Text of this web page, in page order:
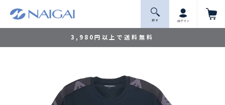
3,980円以上で送料無料
探 す ログイン